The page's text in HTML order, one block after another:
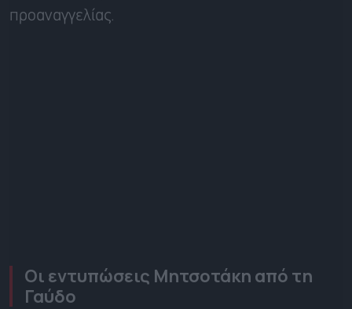
προαναγγελίας.
Οι εντυπώσεις Μητσοτάκη από τη
Γαύδο